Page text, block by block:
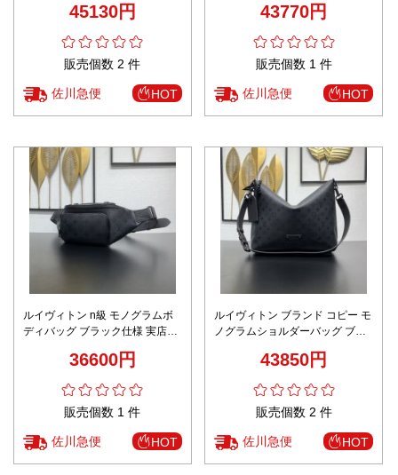
45130円
販売個数 2 件
佐川急便 HOT
43770円
販売個数 1 件
佐川急便 HOT
ルイヴィトン n級 モノグラムボ
ディバッグ ブラック仕様 実店舗
36600円
販売個数 1 件
佐川急便 HOT
ルイヴィトン ブランド コピー モ
ノグラムショルダーバッグ ブラ
43850円
販売個数 2 件
佐川急便 HOT